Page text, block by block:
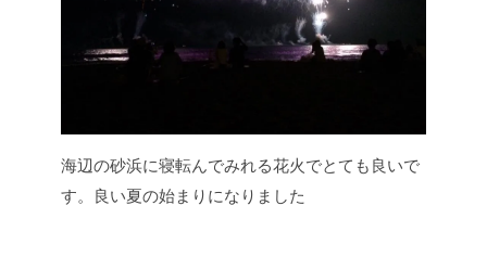
海辺の砂浜に寝転んでみれる花火でとても良いで
す。良い夏の始まりになりました